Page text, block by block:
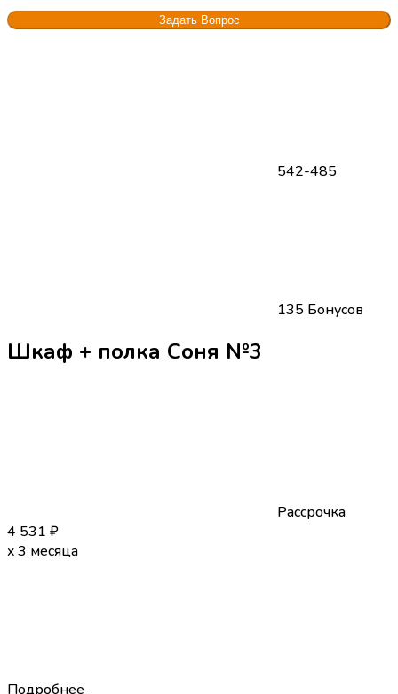
542-485
135 Бонусов
Шкаф + полка Соня №3
Рассрочка
4 531 ₽
x 3 месяца
Подробнее